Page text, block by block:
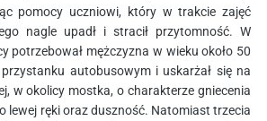
pomocy uczniowi, który w trakcie zajęć
nagle upadł i stracił przytomność. W
potrzebował mężczyzna w wieku około 50
autobusowym i uskarżał się na
w okolicy mostka, o charakterze gniecenia
lewej ręki oraz duszność. Natomiast trzecia